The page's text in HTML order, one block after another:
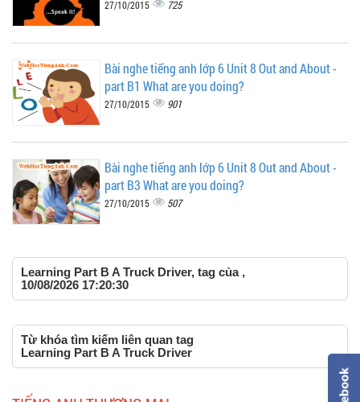
27/10/2015 725
Bài nghe tiếng anh lớp 6 Unit 8 Out and About -
part B1 What are you doing?
27/10/2015 901
Bài nghe tiếng anh lớp 6 Unit 8 Out and About -
part B3 What are you doing?
27/10/2015 507
Learning Part B A Truck Driver, tag của ,
10/08/2026 17:20:30
Từ khóa tìm kiếm liên quan tag
Learning Part B A Truck Driver